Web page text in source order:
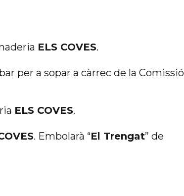
ELS COVES.
per a sopar a càrrec de la Comissió
ELS COVES.
. Embolarà “El Trengat” de